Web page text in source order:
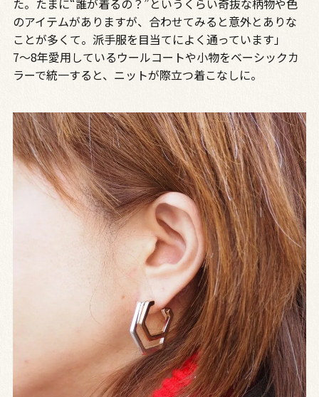
た。たまに“誰が着るの？”というくらい奇抜な柄物や色
のアイテムがありますが、合わせてみると意外とありな
ことが多くて。派手服を目当てによく通っています」
7～8年愛用しているウールコートや小物をベーシックカ
ラーで統一すると、ニットが際立つ着こなしに。